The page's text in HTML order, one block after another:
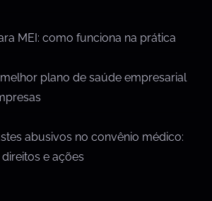
MEI: como funciona na prática
plano de saúde empresarial
abusivos no convênio médico:
e ações